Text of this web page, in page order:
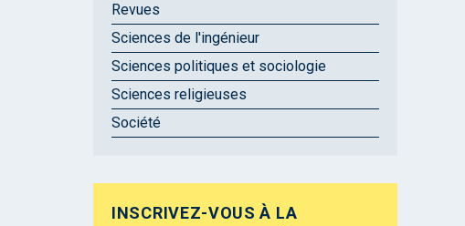
Revues
Sciences de l'ingénieur
Sciences politiques et sociologie
Sciences religieuses
Société
INSCRIVEZ-VOUS À LA